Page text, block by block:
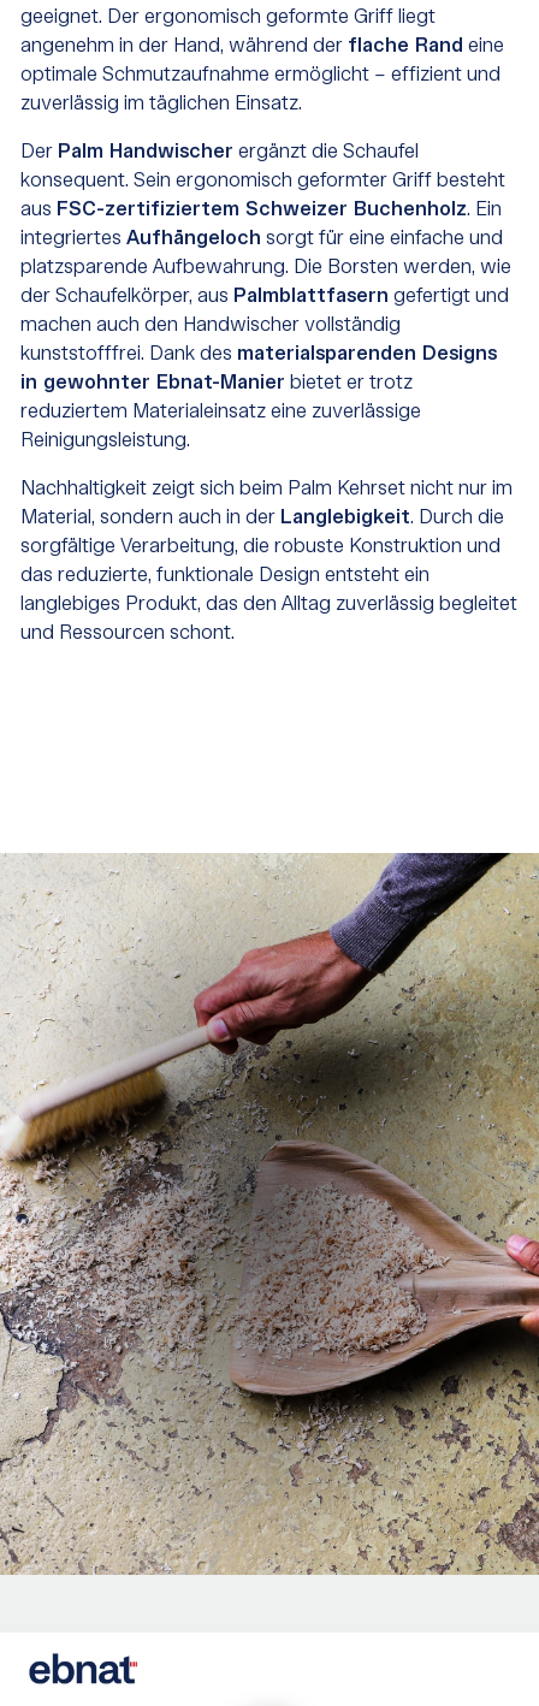
geeignet. Der ergonomisch geformte Griff liegt
angenehm in der Hand, während der flache Rand eine
optimale Schmutzaufnahme ermöglicht – effizient und
zuverlässig im täglichen Einsatz.
Der Palm Handwischer ergänzt die Schaufel
konsequent. Sein ergonomisch geformter Griff besteht
aus FSC-zertifiziertem Schweizer Buchenholz. Ein
integriertesAufhängeloch sorgt für eine einfache und
platzsparende Aufbewahrung. Die Borsten werden, wie
der Schaufelkörper, aus Palmblattfasern gefertigt und
machen auch den Handwischer vollständig
kunststofffrei. Dank des materialsparenden Designs
in gewohnter Ebnat-Manier bietet er trotz
reduziertem Materialeinsatz eine zuverlässige
Reinigungsleistung.
Nachhaltigkeit zeigt sich beim Palm Kehrset nicht nur im
Material, sondern auch in der Langlebigkeit. Durch die
sorgfältige Verarbeitung, die robuste Konstruktion und
das reduzierte, funktionale Design entsteht ein
langlebiges Produkt, das den Alltag zuverlässig begleitet
und Ressourcen schont.